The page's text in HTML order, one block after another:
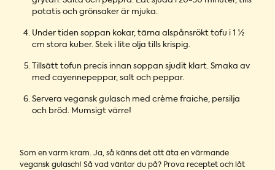
potatis och grönsaker är mjuka.
Under tiden soppan kokar, tärna alspånsrökt tofu i 1 ½
cm stora kuber. Stek i lite olja tills krispig.
Tillsätt tofun precis innan soppan sjudit klart. Smaka av
med cayennepeppar, salt och peppar.
Servera vegansk gulasch med crème fraiche, persilja
och bröd. Mumsigt värre!
Som en varm kram. Ja, så känns det att äta en värmande
vegansk gulasch! Så vad väntar du på? Prova receptet och låt